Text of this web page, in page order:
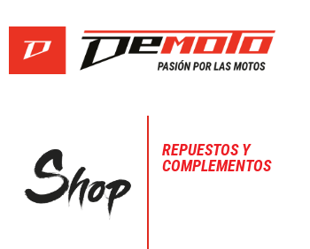
REPUESTOS Y
COMPLEMENTOS